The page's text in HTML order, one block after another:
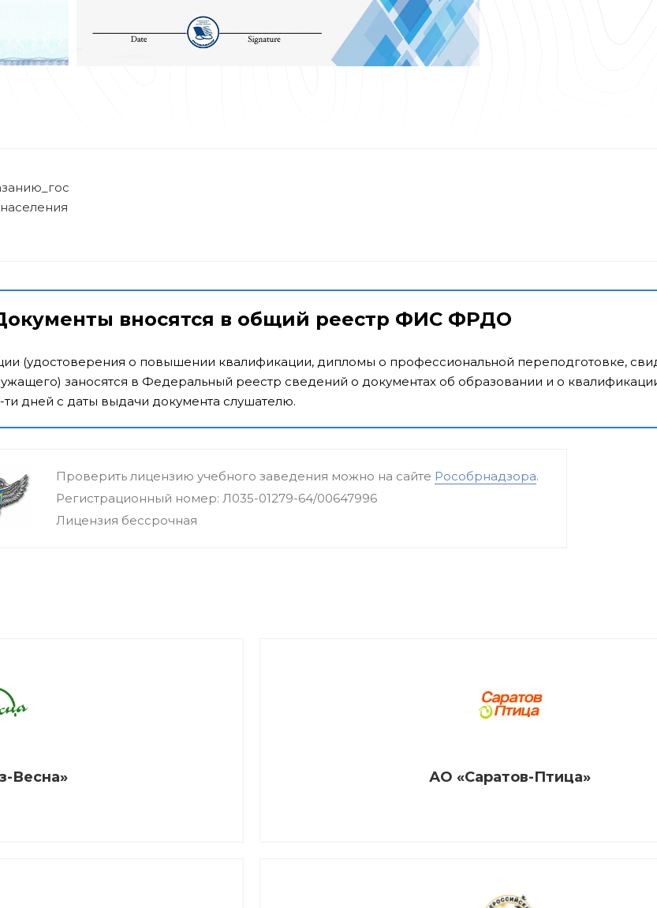
вносятся в общий реестр ФИС ФРДО
(удостоверения о повышении квалификации, дипломы о профессиональной переподготовке,
заносятся в Федеральный реестр сведений о документах об образовании и о
дней с даты выдачи документа слушателю.
Проверить лицензию учебного заведения можно на сайте Рособрнадзора.
Регистрационный номер: Л035-01279-64/00647996
Лицензия бессрочная
Весна» АО «Саратов-Птица»